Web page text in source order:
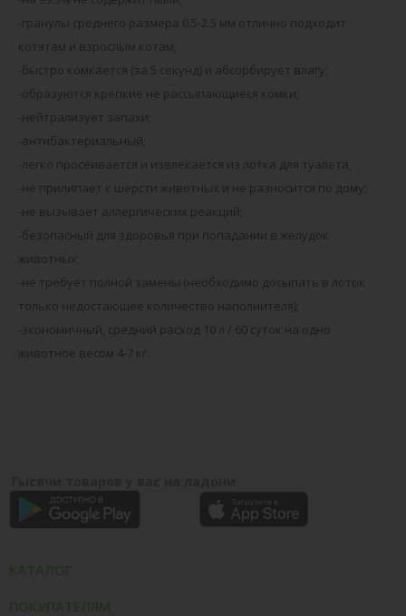
-гранулы среднего размера 0.5-2.5 мм отлично подходит
котятам и взрослым котам;
-быстро комкается (за 5 секунд) и абсорбирует влагу;
-образуются крепкие не рассыпающиеся комки;
-нейтрализует запахи;
-антибактериальный;
-легко просеивается и извлекается из лотка для туалета;
-не прилипает к шерсти животных и не разносится по дому;
-не вызывает аллергических реакций;
-безопасный для здоровья при попадании в желудок
животных;
-не требует полной замены (необходимо досыпать в лоток
только недостающее количество наполнителя);
-экономичный, средний расход 10 л / 60 суток на одно
животное весом 4-7 кг.